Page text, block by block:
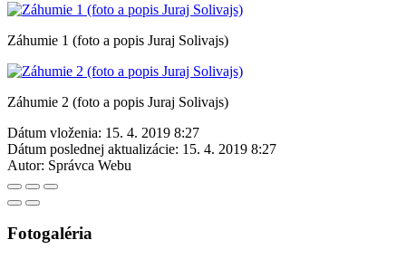
Záhumie 1 (foto a popis Juraj Solivajs)
Záhumie 2 (foto a popis Juraj Solivajs)
Dátum vloženia: 15. 4. 2019 8:27
Dátum poslednej aktualizácie: 15. 4. 2019 8:27
Autor: Správca Webu
Fotogaléria